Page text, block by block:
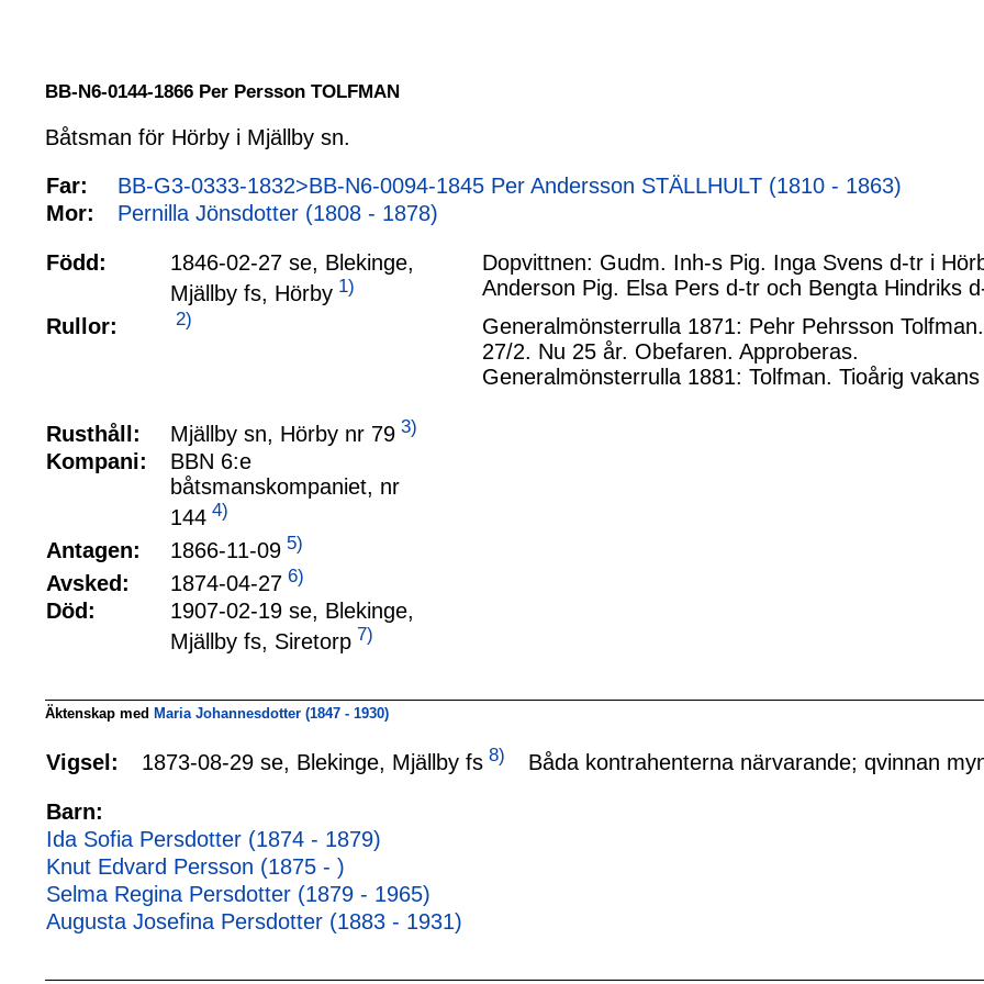
BB-N6-0144-1866 Per Persson TOLFMAN
Båtsman för Hörby i Mjällby sn.
Far:
BB-G3-0333-1832>BB-N6-0094-1845 Per Andersson STÄLLHULT (1810 - 1863)
Mor:
Pernilla Jönsdotter (1808 - 1878)
Född:
1846-02-27 se, Blekinge,
Mjällby fs, Hörby 1)
Dopvittnen: Gudm. Inh-s Pig. Inga Svens d-tr i
Anderson Pig. Elsa Pers d-tr och Bengta Hindriks
Rullor:
2)
Generalmönsterrulla 1871: Pehr Pehrsson
27/2. Nu 25 år. Obefaren. Approberas.
Generalmönsterrulla 1881: Tolfman. Tioårig
Rusthåll: Mjällby sn, Hörby nr 79 3)
Kompani:
BBN 6:e
båtsmanskompaniet, nr
144 4)
Antagen: 1866-11-09 5)
Avsked: 1874-04-27 6)
Död:
1907-02-19 se, Blekinge,
Mjällby fs, Siretorp 7)
Äktenskap med Maria Johannesdotter (1847 - 1930)
Vigsel: 1873-08-29 se, Blekinge, Mjällby fs 8) Båda kontrahenterna närvarande; qvinnan
Barn:
Ida Sofia Persdotter (1874 - 1879)
Knut Edvard Persson (1875 - )
Selma Regina Persdotter (1879 - 1965)
Augusta Josefina Persdotter (1883 - 1931)